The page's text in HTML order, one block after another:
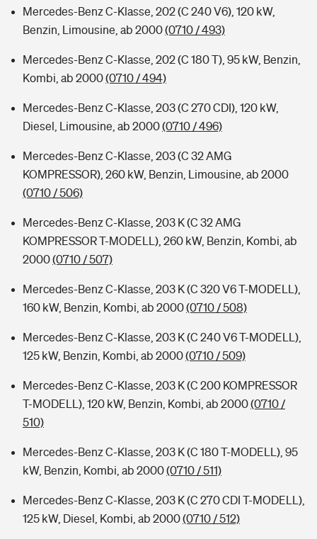
Mercedes-Benz C-Klasse, 202 (C 240 V6), 120 kW,
Benzin, Limousine, ab 2000(0710 / 493)
Mercedes-Benz C-Klasse, 202 (C 180 T), 95 kW, Benzin,
Kombi, ab 2000(0710 / 494)
Mercedes-Benz C-Klasse, 203 (C 270 CDI), 120 kW,
Diesel, Limousine, ab 2000(0710 / 496)
Mercedes-Benz C-Klasse, 203 (C 32 AMG
KOMPRESSOR), 260 kW, Benzin, Limousine, ab 2000
(0710 / 506)
Mercedes-Benz C-Klasse, 203 K (C 32 AMG
KOMPRESSOR T-MODELL), 260 kW, Benzin, Kombi, ab
2000(0710 / 507)
Mercedes-Benz C-Klasse, 203 K (C 320 V6 T-MODELL),
160 kW, Benzin, Kombi, ab 2000(0710 / 508)
Mercedes-Benz C-Klasse, 203 K (C 240 V6 T-MODELL),
125 kW, Benzin, Kombi, ab 2000(0710 / 509)
Mercedes-Benz C-Klasse, 203 K (C 200 KOMPRESSOR
T-MODELL), 120 kW, Benzin, Kombi, ab 2000(0710 /
510)
Mercedes-Benz C-Klasse, 203 K (C 180 T-MODELL), 95
kW, Benzin, Kombi, ab 2000(0710 / 511)
Mercedes-Benz C-Klasse, 203 K (C 270 CDI T-MODELL),
125 kW, Diesel, Kombi, ab 2000(0710 / 512)